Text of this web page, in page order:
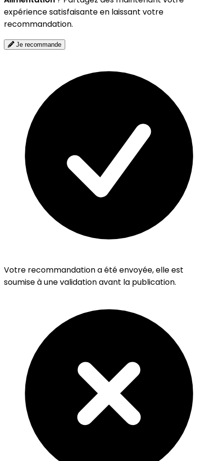
expérience satisfaisante en laissant votre
recommandation.
Je recommande
Votre recommandation a été envoyée, elle est
soumise à une validation avant la publication.